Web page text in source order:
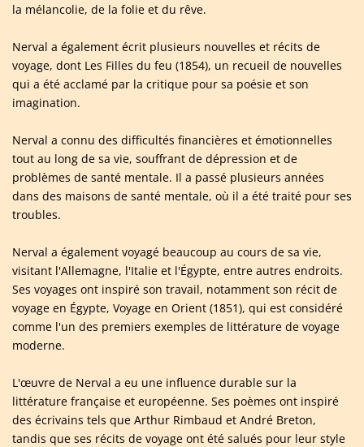
la mélancolie, de la folie et du rêve.
Nerval a également écrit plusieurs nouvelles et récits de
voyage, dont Les Filles du feu (1854), un recueil de nouvelles
qui a été acclamé par la critique pour sa poésie et son
imagination.
Nerval a connu des difficultés financières et émotionnelles
tout au long de sa vie, souffrant de dépression et de
problèmes de santé mentale. Il a passé plusieurs années
dans des maisons de santé mentale, où il a été traité pour ses
troubles.
Nerval a également voyagé beaucoup au cours de sa vie,
visitant l'Allemagne, l'Italie et l'Égypte, entre autres endroits.
Ses voyages ont inspiré son travail, notamment son récit de
voyage en Égypte, Voyage en Orient (1851), qui est considéré
comme l'un des premiers exemples de littérature de voyage
moderne.
L'œuvre de Nerval a eu une influence durable sur la
littérature française et européenne. Ses poèmes ont inspiré
des écrivains tels que Arthur Rimbaud et André Breton,
tandis que ses récits de voyage ont été salués pour leur style